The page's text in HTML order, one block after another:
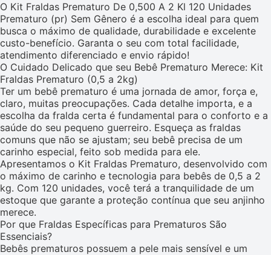
O Kit Fraldas Prematuro De 0,500 A 2 Kl 120 Unidades
Prematuro (pr) Sem Gênero é a escolha ideal para quem
busca o máximo de qualidade, durabilidade e excelente
custo-benefício. Garanta o seu com total facilidade,
atendimento diferenciado e envio rápido!
O Cuidado Delicado que seu Bebê Prematuro Merece: Kit
Fraldas Prematuro (0,5 a 2kg)
Ter um bebê prematuro é uma jornada de amor, força e,
claro, muitas preocupações. Cada detalhe importa, e a
escolha da fralda certa é fundamental para o conforto e a
saúde do seu pequeno guerreiro. Esqueça as fraldas
comuns que não se ajustam; seu bebê precisa de um
carinho especial, feito sob medida para ele.
Apresentamos o Kit Fraldas Prematuro, desenvolvido com
o máximo de carinho e tecnologia para bebês de 0,5 a 2
kg. Com 120 unidades, você terá a tranquilidade de um
estoque que garante a proteção contínua que seu anjinho
merece.
Por que Fraldas Específicas para Prematuros São
Essenciais?
Bebês prematuros possuem a pele mais sensível e um